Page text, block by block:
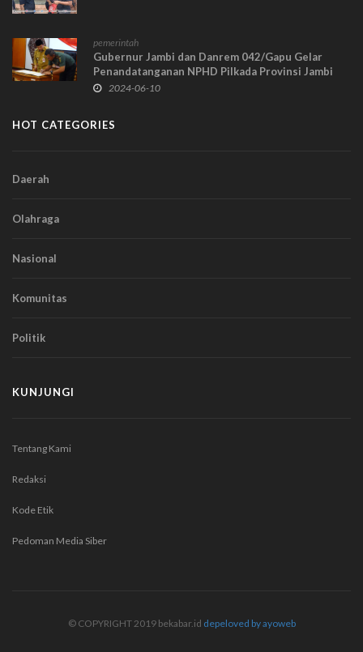
pemerintah
Gubernur Jambi dan Danrem 042/Gapu Gelar
Penandatanganan NPHD Pilkada Provinsi Jambi
20242024-06-10
HOT CATEGORIES
Daerah
Olahraga
Nasional
Komunitas
Politik
KUNJUNGI
Tentang Kami
Redaksi
Kode Etik
Pedoman Media Siber
© COPYRIGHT 2019 bekabar.id depeloved by ayoweb